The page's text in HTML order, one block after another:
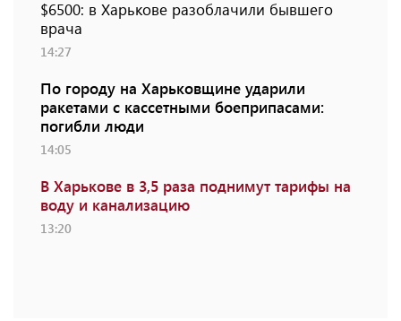
$6500: в Харькове разоблачили бывшего
врача
14:27
По городу на Харьковщине ударили
ракетами с кассетными боеприпасами:
погибли люди
14:05
В Харькове в 3,5 раза поднимут тарифы на
воду и канализацию
13:20